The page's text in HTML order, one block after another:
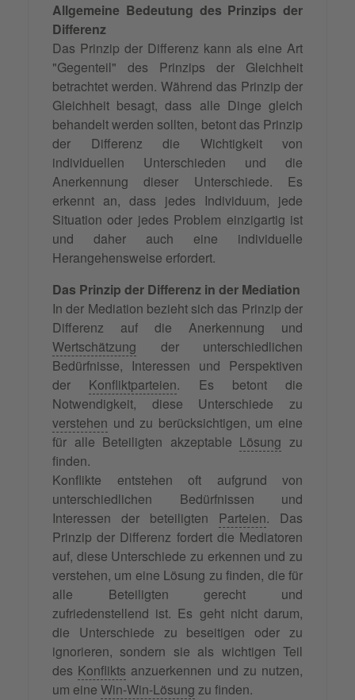
Allgemeine Bedeutung des Prinzips der
Differenz
Das Prinzip der Differenz kann als eine Art
"Gegenteil" des Prinzips der Gleichheit
betrachtet werden. Während das Prinzip der
Gleichheit besagt, dass alle Dinge gleich
behandelt werden sollten, betont das Prinzip
der Differenz die Wichtigkeit von
individuellen Unterschieden und die
Anerkennung dieser Unterschiede. Es
erkennt an, dass jedes Individuum, jede
Situation oder jedes Problem einzigartig ist
und daher auch eine individuelle
Herangehensweise erfordert.
Das Prinzip der Differenz in der Mediation
In der Mediation bezieht sich das Prinzip der
Differenz auf die Anerkennung und
Wertschätzung der unterschiedlichen
Bedürfnisse, Interessen und Perspektiven
der Konfliktparteien. Es betont die
Notwendigkeit, diese Unterschiede zu
verstehen und zu berücksichtigen, um eine
für alle Beteiligten akzeptable Lösung zu
finden.
Konflikte entstehen oft aufgrund von
unterschiedlichen Bedürfnissen und
Interessen der beteiligten Parteien. Das
Prinzip der Differenz fordert die Mediatoren
auf, diese Unterschiede zu erkennen und zu
verstehen, um eine Lösung zu finden, die für
alle Beteiligten gerecht und
zufriedenstellend ist. Es geht nicht darum,
die Unterschiede zu beseitigen oder zu
ignorieren, sondern sie als wichtigen Teil
des Konflikts anzuerkennen und zu nutzen,
um eine Win-Win-Lösung zu finden.